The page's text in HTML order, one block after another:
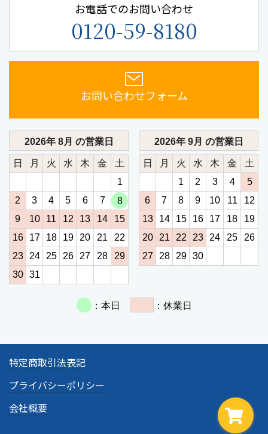
お電話でのお問い合わせ
0120-59-8180
お問い合わせフォーム
特定商取引法表記
プライバシーポリシー
会社概要